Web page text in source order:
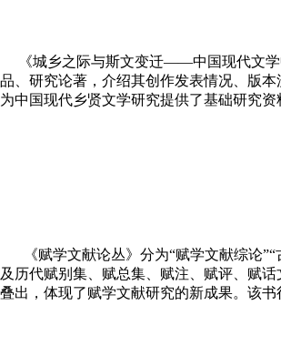
《城乡之际与斯文变迁——中国现代文学
品、研究论著，介绍其创作发表情况、版
为中国现代乡贤文学研究提供了基础研究
《赋学文献论丛》分为“赋学文献综论”“
及历代赋别集、赋总集、赋注、赋评、赋
叠出，体现了赋学文献研究的新成果。该